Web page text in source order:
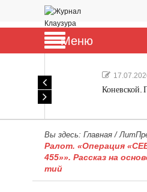
Меню
Коневской.
Вы здесь: Главная /
Ралот. «Операция
455»». Рассказ на
тий